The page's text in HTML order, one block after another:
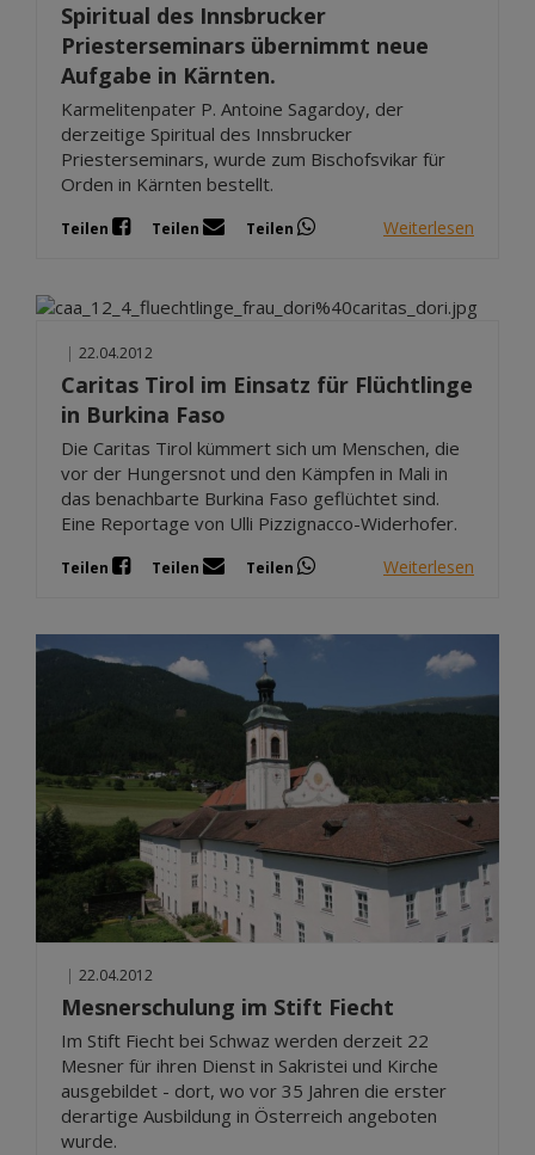
Spiritual des Innsbrucker
Priesterseminars übernimmt neue
Aufgabe in Kärnten.
Karmelitenpater P. Antoine Sagardoy, der
derzeitige Spiritual des Innsbrucker
Priesterseminars, wurde zum Bischofsvikar für
Orden in Kärnten bestellt.
Teilen Teilen Teilen Weiterlesen
| 22.04.2012
Caritas Tirol im Einsatz für Flüchtlinge
in Burkina Faso
Die Caritas Tirol kümmert sich um Menschen, die
vor der Hungersnot und den Kämpfen in Mali in
das benachbarte Burkina Faso geflüchtet sind.
Eine Reportage von Ulli Pizzignacco-Widerhofer.
Teilen Teilen Teilen Weiterlesen
| 22.04.2012
Mesnerschulung im Stift Fiecht
Im Stift Fiecht bei Schwaz werden derzeit 22
Mesner für ihren Dienst in Sakristei und Kirche
ausgebildet - dort, wo vor 35 Jahren die erster
derartige Ausbildung in Österreich angeboten
wurde.